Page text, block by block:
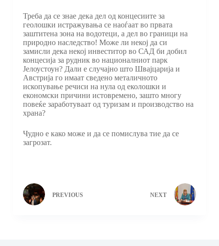
Треба да се знае дека дел од концесиите за
геолошки истражувања се наоѓаат во првата
заштитена зона на водотеци, а дел во граници на
природно наследство! Може ли некој да си
замисли дека некој инвеститор во САД би добил
концесија за рудник во националниот парк
Јелоустоун? Дали е случајно што Швајцарија и
Австрија го имаат сведено металичното
ископување речиси на нула од еколошки и
економски причини истовремено, зашто многу
повеќе заработуваат од туризам и производство на
храна?
Чудно е како може и да се помислува тие да се
загрозат.
PREVIOUS NEXT